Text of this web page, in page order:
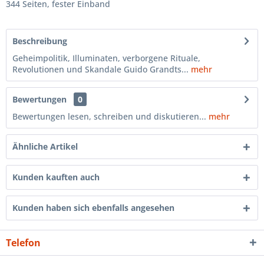
344 Seiten, fester Einband
Beschreibung
Geheimpolitik, Illuminaten, verborgene Rituale,
Revolutionen und Skandale Guido Grandts... mehr
Bewertungen
0
Bewertungen lesen, schreiben und diskutieren... mehr
Ähnliche Artikel
Kunden kauften auch
Kunden haben sich ebenfalls angesehen
Telefon